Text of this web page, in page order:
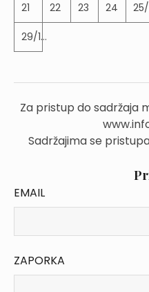
21 22 23 24 25/
29/1...
Za pristup do sadržaja
Sadržajima se
EMAIL
ZAPORKA